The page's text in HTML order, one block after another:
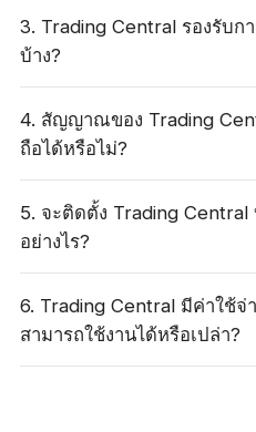
3. Trading Central รองรับ
บ้าง?
4. สัญญาณของ Trading
ถือได้หรือไม่?
5. จะติดตั้ง Trading
อย่างไร?
6. Trading Central มีค่าใช้จ่
สามารถใช้งานได้หรือเปล่า?